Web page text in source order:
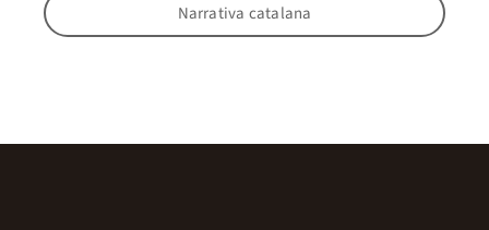
Narrativa catalana